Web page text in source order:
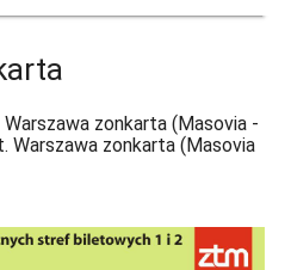
zonkarta (Masovia -
Warszawa zonkarta (Masovia